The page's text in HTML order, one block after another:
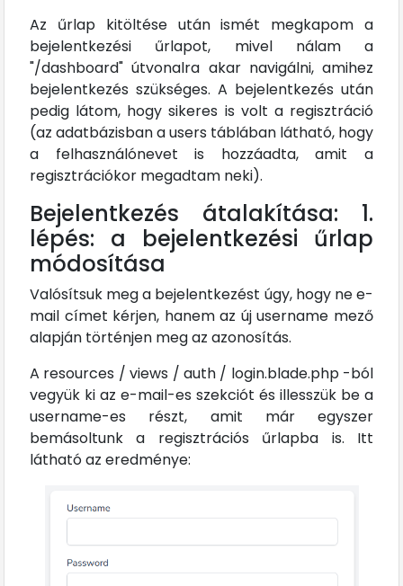
Az űrlap kitöltése után ismét megkapom a
bejelentkezési űrlapot, mivel nálam a
"/dashboard" útvonalra akar navigálni, amihez
bejelentkezés szükséges. A bejelentkezés után
pedig látom, hogy sikeres is volt a regisztráció
(az adatbázisban a users táblában látható, hogy
a felhasználónevet is hozzáadta, amit a
regisztrációkor megadtam neki).
Bejelentkezés átalakítása: 1.
lépés: a bejelentkezési űrlap
módosítása
Valósítsuk meg a bejelentkezést úgy, hogy ne e-
mail címet kérjen, hanem az új username mező
alapján történjen meg az azonosítás.
A resources / views / auth / login.blade.php -ból
vegyük ki az e-mail-es szekciót és illesszük be a
username-es részt, amit már egyszer
bemásoltunk a regisztrációs űrlapba is. Itt
látható az eredménye: